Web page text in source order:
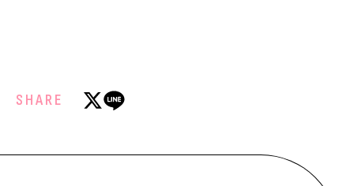
SHARE